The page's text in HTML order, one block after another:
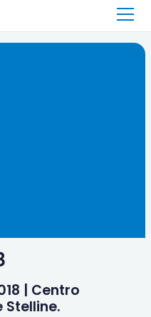
| Centro
Stelline.